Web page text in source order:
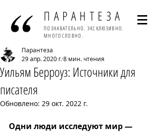
ПАРАНТЕЗА
ПОЗНАВАТЕЛЬНО. ЭКСКЛЮЗИВНО.
МНОГОСЛОВНО.
Уильям Берроуз: Источники для
писателя
Парантеза
29 апр. 2020 г.8 мин. чтения
Обновлено: 29 окт. 2022 г.
Одни люди исследуют мир —